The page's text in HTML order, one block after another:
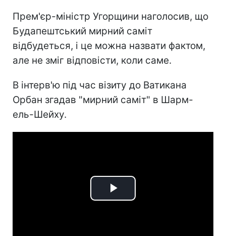
Прем'єр-міністр Угорщини наголосив, що
Будапештський мирний саміт
відбудеться, і це можна назвати фактом,
але не зміг відповісти, коли саме.
В інтерв'ю під час візиту до Ватикана
Орбан згадав "мирний саміт" в Шарм-
ель-Шейху.
Play